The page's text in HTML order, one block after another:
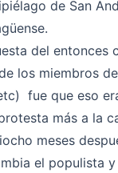
de San
del entonces
los miembros
fue que eso
más a la
meses
el populista